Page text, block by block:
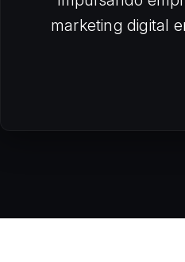
marketing digital